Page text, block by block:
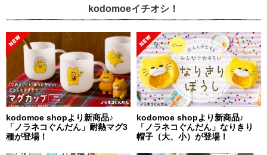
kodomoeイチオシ！
kodomoe shopより新商品♪
「ノラネコぐんだん」耐熱マグ3
種が登場！
kodomoe shopより新商品♪
「ノラネコぐんだん」なりきり
帽子（大、小）が登場！